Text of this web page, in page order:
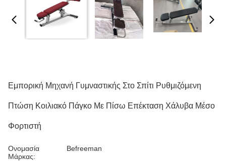
Εμπορική Μηχανή Γυμναστικής Στο Σπίτι Ρυθμιζόμενη
Πτώση Κοιλιακό Πάγκο Με Πίσω Επέκταση Χάλυβα Μέσο
Φορτιστή
Ονομασία
Μάρκας:
Befreeman